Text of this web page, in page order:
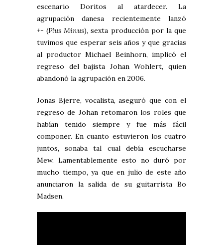
escenario Doritos al atardecer. La
agrupación danesa recientemente lanzó
+- (Plus Minus), sexta producción por la que
tuvimos que esperar seis años y que gracias
al productor Michael Beinhorn, implicó el
regreso del bajista Johan Wohlert, quien
abandonó la agrupación en 2006.
Jonas Bjerre, vocalista, aseguró que con el
regreso de Johan retomaron los roles que
habían tenido siempre y fue más fácil
componer. En cuanto estuvieron los cuatro
juntos, sonaba tal cual debía escucharse
Mew. Lamentablemente esto no duró por
mucho tiempo, ya que en julio de este año
anunciaron la salida de su guitarrista Bo
Madsen.